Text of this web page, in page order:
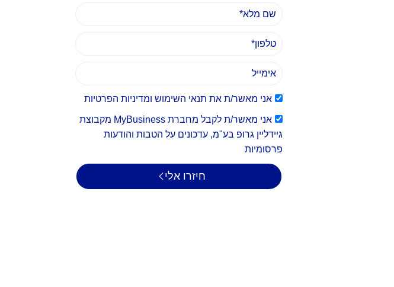
אני מאשר/ת את תנאי השימוש ומדיניות הפרטיות
אני מאשר/ת לקבל מחברת MyBusiness מקבוצת
גיידליין גרופ בע"מ, עדכונים על הטבות והודעות
פרסומיות
חיזרו אלי